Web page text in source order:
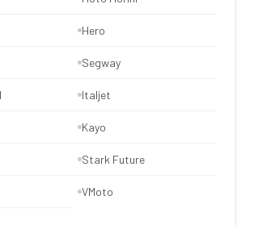
Hero
Segway
Italjet
Kayo
Stark Future
VMoto